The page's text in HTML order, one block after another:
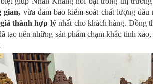
gian, vừa đảm bảo kiểm soát chất lượng
giá thành hợp lýnhất cho khách hàng. Đồng
tạo nên những sản phẩm chạm khắc tinh